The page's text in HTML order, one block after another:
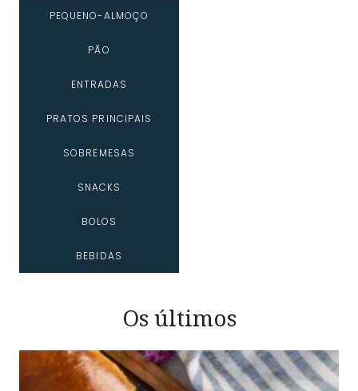
PEQUENO-ALMOÇO
PÃO
ENTRADAS
PRATOS PRINCIPAIS
SOBREMESAS
SNACKS
BOLOS
BEBIDAS
Os últimos